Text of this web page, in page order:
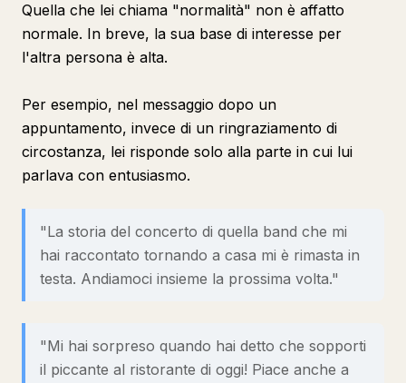
Quella che lei chiama "normalità" non è affatto
normale. In breve, la sua base di interesse per
l'altra persona è alta.
Per esempio, nel messaggio dopo un
appuntamento, invece di un ringraziamento di
circostanza, lei risponde solo alla parte in cui lui
parlava con entusiasmo.
"La storia del concerto di quella band che mi
hai raccontato tornando a casa mi è rimasta in
testa. Andiamoci insieme la prossima volta."
"Mi hai sorpreso quando hai detto che sopporti
il piccante al ristorante di oggi! Piace anche a